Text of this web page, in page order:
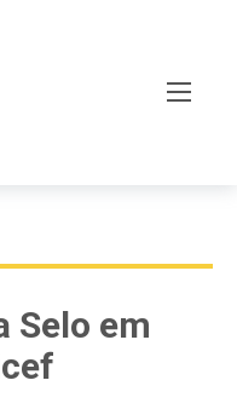
Selo em